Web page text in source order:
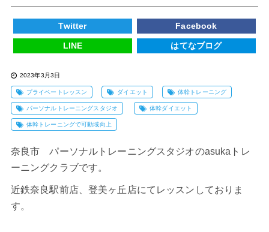
Twitter Facebook
LINE はてなブログ
2023年3月3日
プライベートレッスン ダイエット 体幹トレーニング
パーソナルトレーニングスタジオ 体幹ダイエット
体幹トレーニングで可動域向上
奈良市 パーソナルトレーニングスタジオのasukaトレ
ーニングクラブです。
近鉄奈良駅前店、登美ヶ丘店にてレッスンしておりま
す。